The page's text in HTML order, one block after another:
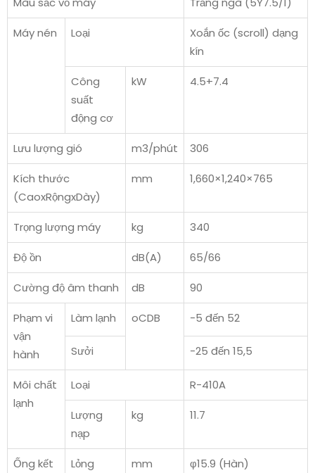
Máy nén Loại
Xoắn ốc (scroll) dạng
kín
Công
suất
động cơ
kW 4.5+7.4
Lưu lượng gió m3/phút 306
Kích thước
(CaoxRộngxDày)
mm 1,660×1,240×765
Trọng lượng máy kg 340
Độ ồn dB(A) 65/66
Cường độ âm thanh dB 90
Phạm vi
vận
hành
Làm lạnh oCDB -5 đến 52
Sưởi -25 đến 15,5
Môi chất
lạnh
Loại R-410A
Lượng
nạp
kg 11.7
Ống kết
Lỏng mm φ15.9 (Hàn)